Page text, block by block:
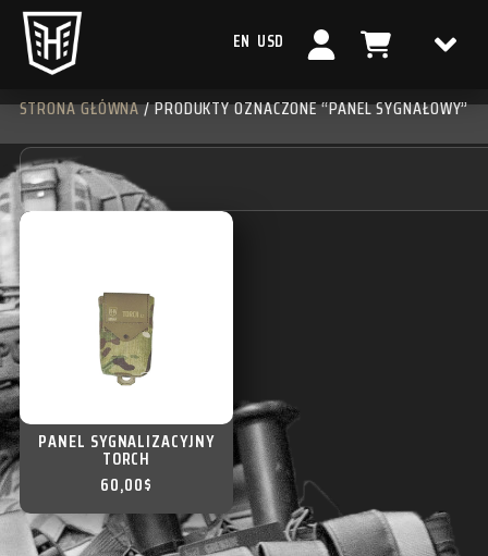
EN USD
STRONA GŁÓWNA/ PRODUKTY OZNACZONE “PANEL SYGNAŁOWY”
PANEL SYGNALIZACYJNY
TORCH
60,00$